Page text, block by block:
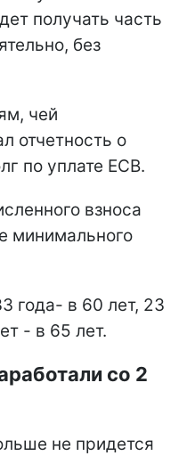
получать часть
без
чей
отчетность о
по уплате ЕСВ.
взноса
минимального
года- в 60 лет, 23
- в 65 лет.
со 2
не придется